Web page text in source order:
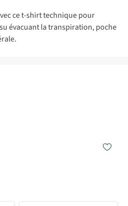
ce t-shirt technique pour
évacuant la transpiration, poche